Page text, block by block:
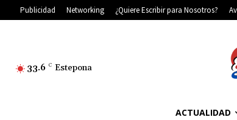
Publicidad Networking ¿Quiere Escribir para Nosotros?
33.6 C Estepona
ACTUALIDAD